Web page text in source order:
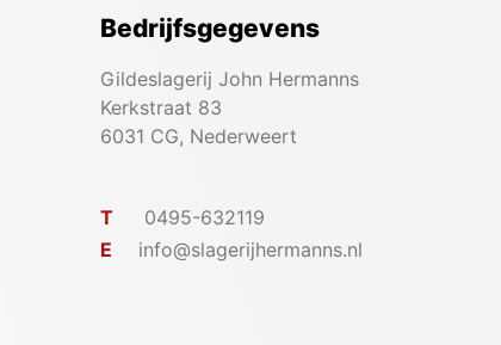
Bedrijfsgegevens
Gildeslagerij John Hermanns
Kerkstraat 83
6031 CG, Nederweert
T
0495-632119
E
info@slagerijhermanns.nl